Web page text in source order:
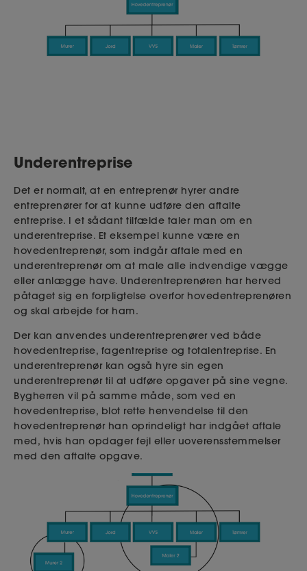
Underentreprise
Det er normalt, at en entreprenør hyrer andre
entreprenører for at kunne udføre den aftalte
entreprise. I et sådant tilfælde taler man om en
underentreprise. Et eksempel kunne være en
hovedentreprenør, som indgår aftale med en
underentreprenør om at male alle indvendige vægge
eller anlægge have. Underentreprenøren har herved
påtaget sig en forpligtelse overfor hovedentreprenøren
og skal arbejde for ham.
Der kan anvendes underentreprenører ved både
hovedentreprise, fagentreprise og totalentreprise. En
underentreprenør kan også hyre sin egen
underentreprenør til at udføre opgaver på sine vegne.
Bygherren vil på samme måde, som ved en
hovedentreprise, blot rette henvendelse til den
hovedentreprenør han oprindeligt har indgået aftale
med, hvis han opdager fejl eller uoverensstemmelser
med den aftalte opgave.